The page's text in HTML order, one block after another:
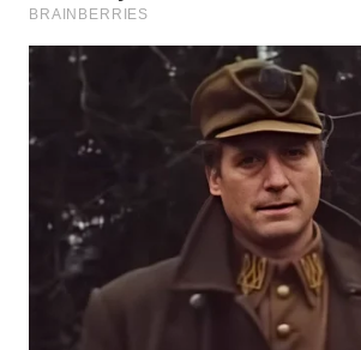
WN
LABUHANBATU
WN
TAPANULI
WN DELI
SERDANG